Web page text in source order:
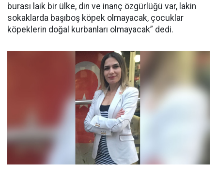
burası laik bir ülke, din ve inanç özgürlüğü var, lakin
sokaklarda başıboş köpek olmayacak, çocuklar
köpeklerin doğal kurbanları olmayacak” dedi.